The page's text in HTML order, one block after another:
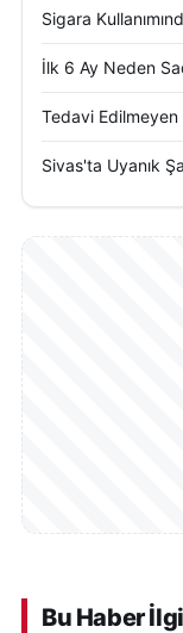
Sigara
İlk 6 Ay Neden
Tedavi
Sivas'ta Uyanık
Bu Haber